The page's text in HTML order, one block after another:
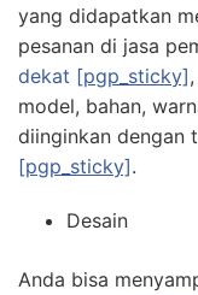
yang didapatkan
pesanan di jasa
dekat [pgp_sticky]
model, bahan,
diinginkan dengan
[pgp_sticky].
Desain
Anda bisa